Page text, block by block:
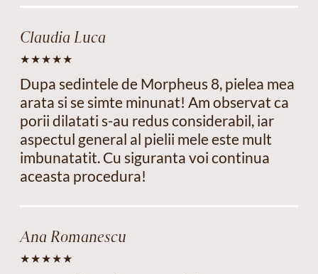
Claudia Luca
Dupa sedintele de Morpheus 8, pielea mea
arata si se simte minunat! Am observat ca
porii dilatati s-au redus considerabil, iar
aspectul general al pielii mele este mult
imbunatatit. Cu siguranta voi continua
aceasta procedura!
Ana Romanescu